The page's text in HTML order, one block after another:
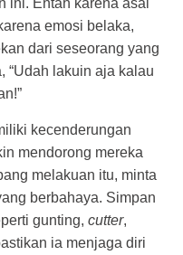
ini. Entah karena asal
emosi belaka,
dari seseorang yang
“Udah lakuin aja kalau
kecenderungan
mendorong mereka
melakuan itu, minta
berbahaya. Simpan
gunting, cutter,
ia menjaga diri